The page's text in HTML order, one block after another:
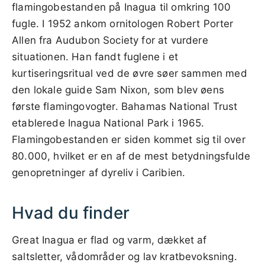
flamingobestanden på Inagua til omkring 100
fugle. I 1952 ankom ornitologen Robert Porter
Allen fra Audubon Society for at vurdere
situationen. Han fandt fuglene i et
kurtiseringsritual ved de øvre søer sammen med
den lokale guide Sam Nixon, som blev øens
første flamingovogter. Bahamas National Trust
etablerede Inagua National Park i 1965.
Flamingobestanden er siden kommet sig til over
80.000, hvilket er en af de mest betydningsfulde
genopretninger af dyreliv i Caribien.
Hvad du finder
Great Inagua er flad og varm, dækket af
saltsletter, vådområder og lav kratbevoksning.